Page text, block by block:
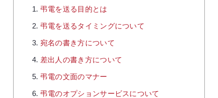
弔電を送る目的とは
弔電を送るタイミングについて
宛名の書き方について
差出人の書き方について
弔電の文面のマナー
弔電のオプションサービスについて